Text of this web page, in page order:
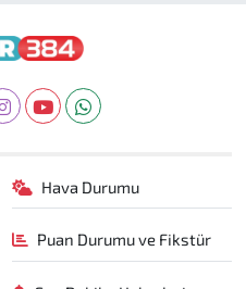
Hava Durumu
Puan Durumu ve Fikstür